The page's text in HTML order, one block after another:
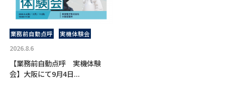
業務前自動点呼 実機体験会
2026.8.6
【業務前自動点呼 実機体験
会】大阪にて9月4日...